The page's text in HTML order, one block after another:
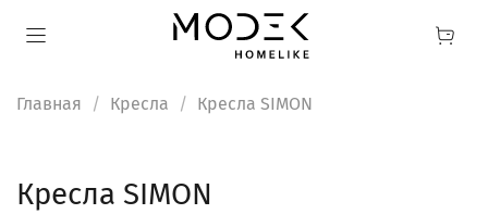
Главная Кресла Кресла SIMON
Кресла SIMON